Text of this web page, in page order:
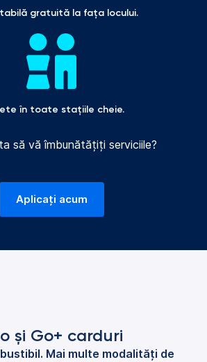
gratuită la fața locului.
în toate stațiile cheie.
să vă îmbunătățiți serviciile?
Aplicați acum
și Go+ carduri
Mai multe modalități de